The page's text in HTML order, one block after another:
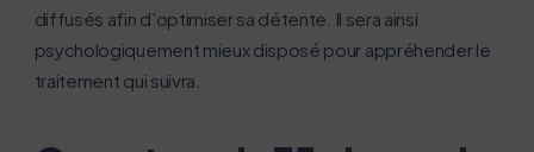
diffusés afin d’optimiser sa détente. Il sera ainsi
psychologiquement mieux disposé pour appréhender le
traitement qui suivra.